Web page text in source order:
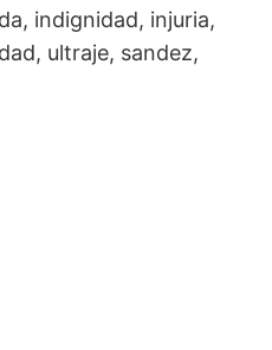
indignidad, injuria,
ultraje, sandez,